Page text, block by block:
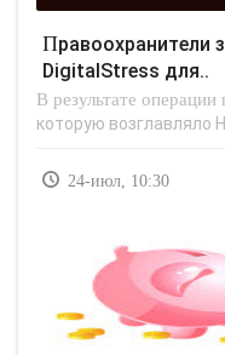
Правоохранители заявили о взломе сервиса
DigitalStress для..
В результате
которую возглавляло
24-июл, 10:30